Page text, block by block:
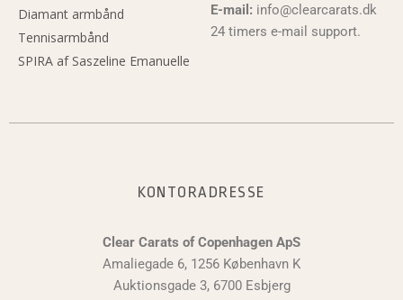
Diamant armbånd
Tennisarmbånd
SPIRA af Saszeline Emanuelle
E-mail: info@clearcarats.dk
24 timers e-mail support.
KONTORADRESSE
Clear Carats of Copenhagen ApS
Amaliegade 6, 1256 København K
Auktionsgade 3, 6700 Esbjerg